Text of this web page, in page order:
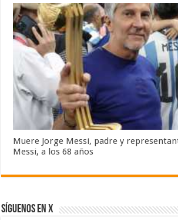
Muere Jorge Messi, padre y
Messi, a los 68 años
SÍGUENOS EN X